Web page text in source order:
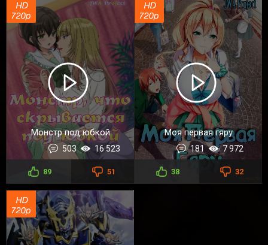
Монстр под юбкой
503 16 523
89 51
Моя первая гяру
181 7 972
38 32